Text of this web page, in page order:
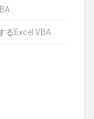
るExcel VBA